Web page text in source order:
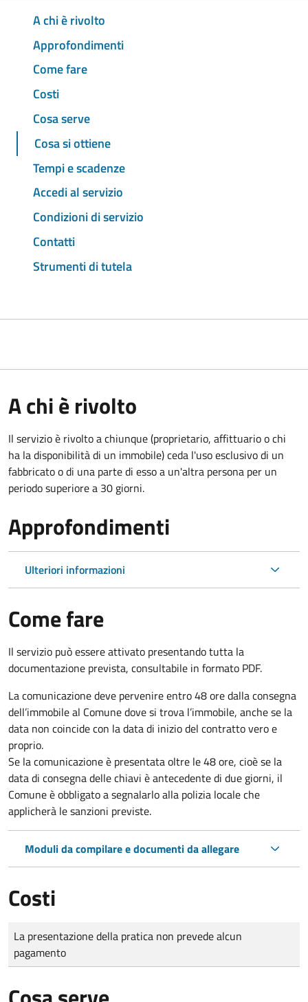
A chi è rivolto
Approfondimenti
Come fare
Costi
Cosa serve
Cosa si ottiene
Tempi e scadenze
Accedi al servizio
Condizioni di servizio
Contatti
Strumenti di tutela
A chi è rivolto
Il servizio è rivolto a chiunque (proprietario, affittuario o chi
ha la disponibilità di un immobile) ceda l'uso esclusivo di un
fabbricato o di una parte di esso a un'altra persona per un
periodo superiore a 30 giorni.
Approfondimenti
Ulteriori informazioni
Come fare
Il servizio può essere attivato presentando tutta la
documentazione prevista, consultabile in formato PDF.
La comunicazione deve pervenireentro 48 oredalla consegna
dell’immobile al Comune dove si trova l’immobile, anche se la
data non coincide con la data di inizio del contratto vero e
proprio.
Se la comunicazione è presentata oltre le 48 ore, cioè se la
data di consegna delle chiavi è antecedente di due giorni, il
Comune è obbligato a segnalarlo alla polizia locale che
applicherà le sanzioni previste.
Moduli da compilare e documenti da allegare
Costi
Tipo di pagamento
Importo
La presentazione della pratica non prevede alcun
pagamento